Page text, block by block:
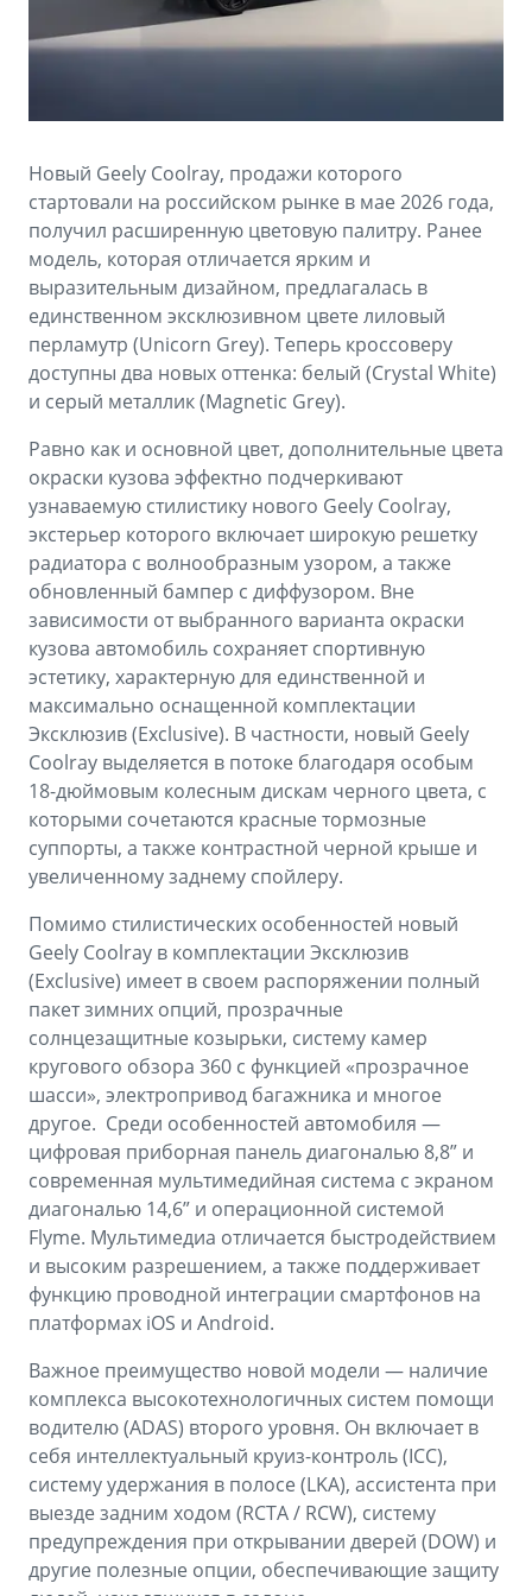
PREFACE
от 3 079 990 ₽*
GEELY EX5
от 3 769 990 ₽*
Зарядные устройства
ФИНАНСЫ И УСЛУГИ
Автокредит
Расчет КАСКО
Страхование
GEELY Лизинг
Советы по эксплуатации
Спецпредложения
ПОДДЕРЖКА
Помощь на дорогах
Гарантия Geely
Сервисная книжка
Вопросы и ответы
Новый Geely Coolray, продажи которого
стартовали на российском рынке в мае 2026 года,
получил расширенную цветовую палитру. Ранее
модель, которая отличается ярким и
выразительным дизайном, предлагалась в
единственном эксклюзивном цвете лиловый
перламутр (Unicorn Grey). Теперь кроссоверу
доступны два новых оттенка: белый (Crystal White)
и серый металлик (Magnetic Grey).
Равно как и основной цвет, дополнительные цвета
окраски кузова эффектно подчеркивают
узнаваемую стилистику нового Geely Coolray,
экстерьер которого включает широкую решетку
радиатора с волнообразным узором, а также
обновленный бампер с диффузором. Вне
зависимости от выбранного варианта окраски
кузова автомобиль сохраняет спортивную
эстетику, характерную для единственной и
максимально оснащенной комплектации
Эксклюзив (Exclusive). В частности, новый Geely
Coolray выделяется в потоке благодаря особым
18-дюймовым колесным дискам черного цвета, с
которыми сочетаются красные тормозные
суппорты, а также контрастной черной крыше и
увеличенному заднему спойлеру.
Помимо стилистических особенностей новый
Geely Coolray в комплектации Эксклюзив
(Exclusive) имеет в своем распоряжении полный
пакет зимних опций, прозрачные
солнцезащитные козырьки, систему камер
кругового обзора 360 с функцией «прозрачное
шасси», электропривод багажника и многое
другое. Среди особенностей автомобиля —
цифровая приборная панель диагональю 8,8” и
современная мультимедийная система с экраном
диагональю 14,6” и операционной системой
Flyme. Мультимедиа отличается быстродействием
и высоким разрешением, а также поддерживает
функцию проводной интеграции смартфонов на
платформах iOS и Android.
Важное преимущество новой модели — наличие
комплекса высокотехнологичных систем помощи
водителю (ADAS) второго уровня. Он включает в
себя интеллектуальный круиз-контроль (ICC),
систему удержания в полосе (LKA), ассистента при
выезде задним ходом (RCTA / RCW), систему
предупреждения при открывании дверей (DOW) и
другие полезные опции, обеспечивающие защиту